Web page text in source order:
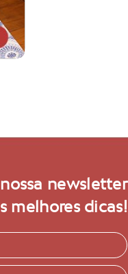
newsletter
melhores dicas!